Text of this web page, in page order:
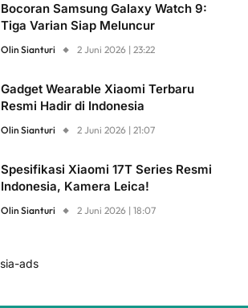
Bocoran Samsung Galaxy Watch 9:
Tiga Varian Siap Meluncur
Olin Sianturi 2 Juni 2026 | 23:22
Gadget Wearable Xiaomi Terbaru
Resmi Hadir di Indonesia
Olin Sianturi 2 Juni 2026 | 21:07
Spesifikasi Xiaomi 17T Series Resmi
Indonesia, Kamera Leica!
Olin Sianturi 2 Juni 2026 | 18:07